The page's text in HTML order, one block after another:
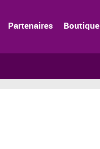
Partenaires Boutique